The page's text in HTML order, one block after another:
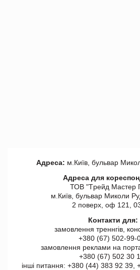
Адреса: м.Київ, бульвар
Адреса для
ТОВ "Tрейд Мастер
м.Київ, бульвар Миколи
2 поверх, оф 121,
Контакти для:
замовлення треннгів,
+380 (67) 502-99-
замовлення реклами на
+380 (67) 502 30
інші питання: +380 (44) 383 92 39,